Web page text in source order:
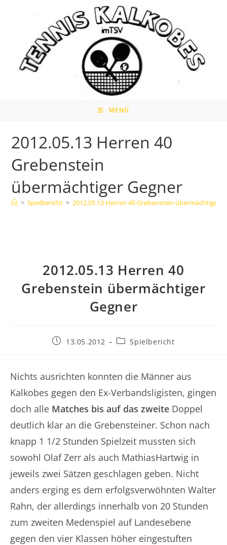
MENÜ
2012.05.13 Herren 40
Grebenstein
übermächtiger Gegner
> Spielbericht > 2012.05.13 Herren 40 Grebenstein übermächtiger
2012.05.13 Herren 40
Grebenstein übermächtiger
Gegner
Beitrag13.05.2012
Beitrags-
Spielbericht
Nichts ausrichten konnten die Männer aus
Kalkobes gegen den Ex-Verbandsligisten, gingen
doch alle Matches bis auf das zweite Doppel
deutlich klar an die Grebensteiner. Schon nach
knapp 1 1/2 Stunden Spielzeit mussten sich
sowohl Olaf Zerr als auch MathiasHartwig in
jeweils zwei Sätzen geschlagen geben. Nicht
anders erging es dem erfolgsverwöhnten Walter
Rahn, der allerdings innerhalb von 20 Stunden
zum zweiten Medenspiel auf Landesebene
gegen den vier Klassen höher eingestuften